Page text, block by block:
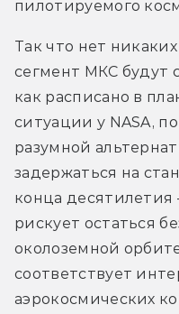
пилотируемого
Так что нет
сегмент МКС будут
как расписано в
ситуации у NASA,
разумной
задержаться на
конца
рискует остаться
околоземной
соответствует
аэрокосмических